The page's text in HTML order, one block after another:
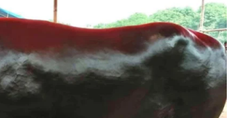
इफको-एमसी ने बाजार उतारे दो नए
उत्पाद
07-Aug-2026 05:02 PM